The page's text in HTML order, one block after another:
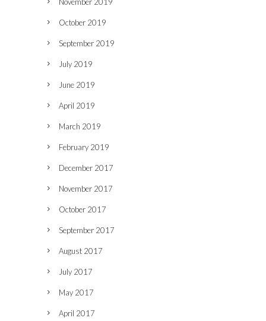
October 2019
September 2019
July 2019
June 2019
April 2019
March 2019
February 2019
December 2017
November 2017
October 2017
September 2017
August 2017
July 2017
May 2017
April 2017